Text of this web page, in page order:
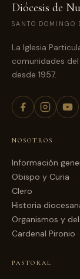
Diócesis de
SANTO DOMINGO
La Iglesia
comunidades
desde 1957.
NOSOTROS
Información
Obispo y Curia
Clero
Historia
Organismos y
Cardenal Pironio
PASTORAL